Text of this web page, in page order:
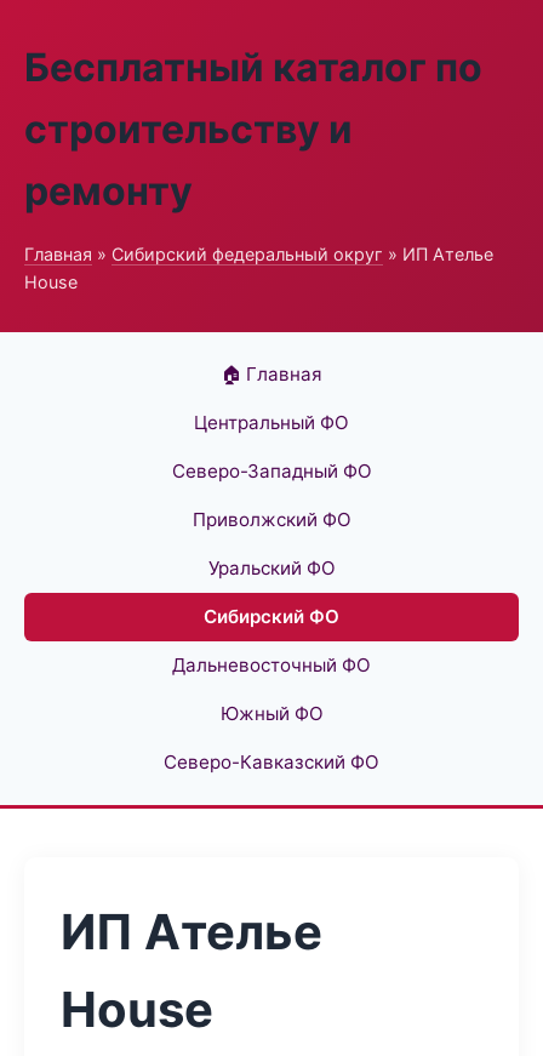
Бесплатный каталог по
строительству и
ремонту
Главная » Сибирский федеральный округ » ИП Ателье
House
🏠 Главная
Центральный ФО
Северо-Западный ФО
Приволжский ФО
Уральский ФО
Сибирский ФО
Дальневосточный ФО
Южный ФО
Северо-Кавказский ФО
ИП Ателье
House